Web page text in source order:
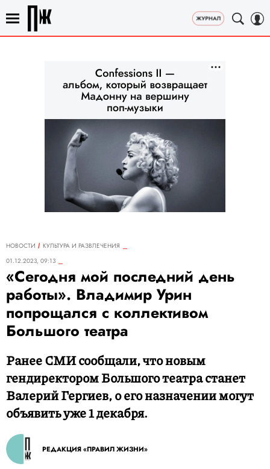
НОВОСТИ
КУЛЬТУРА И РАЗВЛЕЧЕНИЯ
01.12.2023, 09:13
«Сегодня мой последний день
работы». Владимир Урин
попрощался с коллективом
Большого театра
Ранее СМИ сообщали, что новым
гендиректором Большого театра станет
Валерий Гергиев, о его назначении могут
объявить уже 1 декабря.
РЕДАКЦИЯ «ПРАВИЛ ЖИЗНИ»